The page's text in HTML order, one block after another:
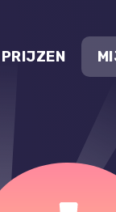
PRIJZEN